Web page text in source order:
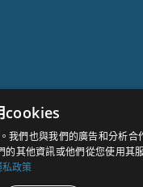
cookies
我們也與我們的廣告和分析合
其他資訊或他們從您使用其
私政策